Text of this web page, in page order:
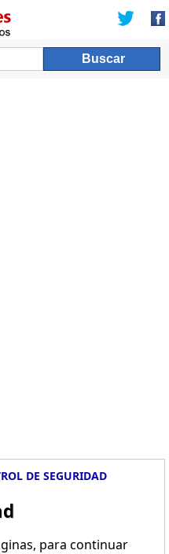
DE SEGURIDAD
para continuar